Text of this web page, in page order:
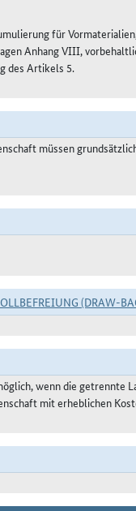
für
Anhang VIII,
des Artikels 5.
müssen
(DRAW-
wenn die getrennte
mit erheblichen